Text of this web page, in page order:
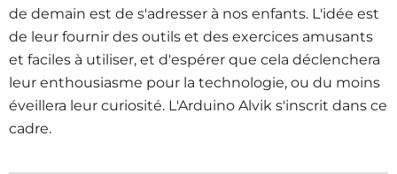
de demain est de s'adresser à nos enfants. L'idée est
de leur fournir des outils et des exercices amusants
et faciles à utiliser, et d'espérer que cela déclenchera
leur enthousiasme pour la technologie, ou du moins
éveillera leur curiosité. L'Arduino Alvik s'inscrit dans ce
cadre.